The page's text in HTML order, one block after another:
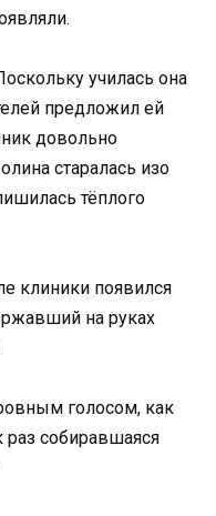
училась она
предложил ей
довольно
старалась изо
тёплого
клиники появился
на руках
голосом, как
раз собиравшаяся